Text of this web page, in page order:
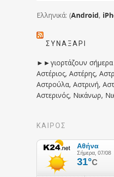
Ελληνικά: (Android,
ΣΥΝΑΞΆΡΙ
►►γιορτάζουν
Αστέριος, Αστέρης,
Αστρούλα, Αστρινή,
Αστερινός, Νικάνωρ,
ΚΑΙΡΟΣ